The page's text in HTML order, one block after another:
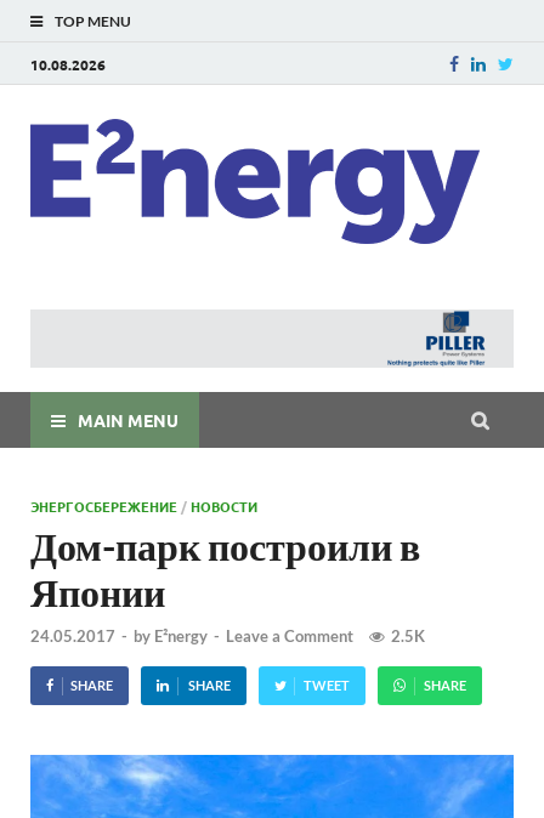
TOP MENU
10.08.2026
MAIN MENU
ЭНЕРГОСБЕРЕЖЕНИЕ /НОВОСТИ
Дом-парк построили в
Японии
24.05.2017 - by E²nergy - Leave a Comment 2.5K
SHARE SHARE TWEET SHARE